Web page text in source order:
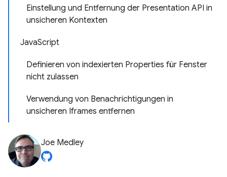
Einstellung und Entfernung der Presentation API in
unsicheren Kontexten
JavaScript
Definieren von indexierten Properties für Fenster
nicht zulassen
Verwendung von Benachrichtigungen in
unsicheren Iframes entfernen
Joe Medley